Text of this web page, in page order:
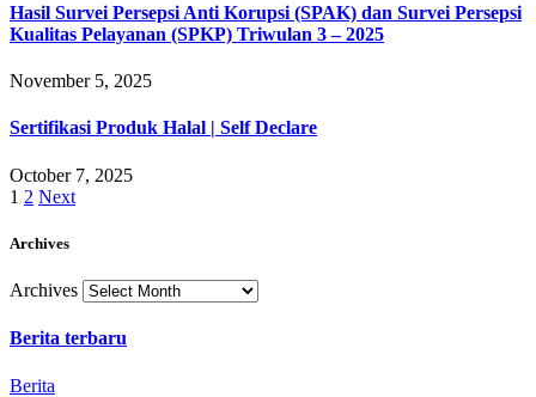
Hasil Survei Persepsi Anti Korupsi (SPAK) dan Survei Persepsi
Kualitas Pelayanan (SPKP) Triwulan 3 – 2025
November 5, 2025
Sertifikasi Produk Halal | Self Declare
October 7, 2025
1 2 Next
Archives
Archives
Berita terbaru
Berita